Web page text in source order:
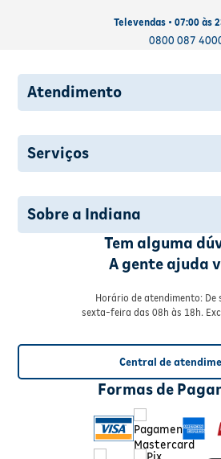
Televendas • 07:00 às
0800 087
Atendimento
Serviços
Sobre a Indiana
Tem alguma
A gente ajuda
Horário de atendimento: De
sexta-feira das 08h às 18h.
Central de
Formas de